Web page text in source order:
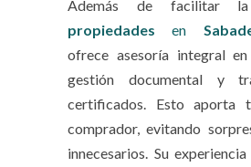
Además de facilitar
propiedadesen
ofrece asesoría integral en
gestión documental y
certificados. Esto aporta
comprador, evitando
innecesarios. Su